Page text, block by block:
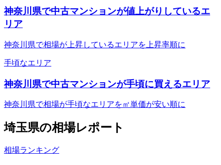
神奈川県で中古マンションが値上がりしているエ
リア
神奈川県で相場が上昇しているエリアを上昇率順に
手頃なエリア
神奈川県で中古マンションが手頃に買えるエリア
神奈川県で相場が手頃なエリアを㎡単価が安い順に
埼玉県の相場レポート
相場ランキング